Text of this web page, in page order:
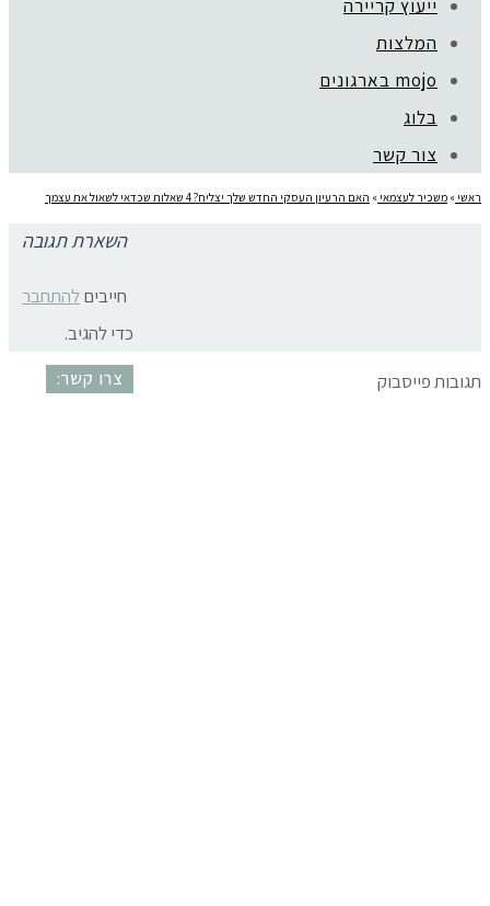
ייעוץ קריירה
המלצות
mojo בארגונים
בלוג
צור קשר
ראשי » משכיר לעצמאי » האם הרעיון העסקי החדש שלך יצליח? 4 שאלות שכדאי לשאול את עצמך
תגובות פייסבוק
השארת תגובה
חייביםלהתחבר
כדי להגיב.
צרו קשר:
קהילת סלוניקי 1, תל אביב |
© כל הזכויות שמורות לגלית שול |
נסטיה פייביש| ביצוע:zivuch